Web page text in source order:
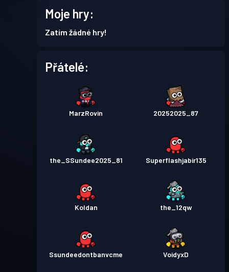
Bojový pas Season 3
Moje hry:
Zatím žádné hry!
Přátelé:
MarzRovin 20252025_87
the_SSundee2025_81 Superflashjabir135
Koldan the_12qw
Ssundeedontbanvcme VoidyxD